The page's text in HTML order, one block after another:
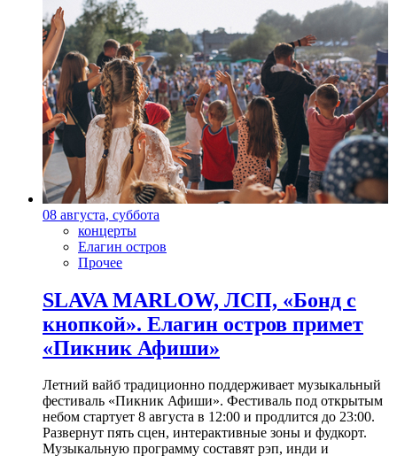
08 августа, суббота
концерты
Елагин остров
Прочее
SLAVA MARLOW, ЛСП, «Бонд с
кнопкой». Елагин остров примет
«Пикник Афиши»
Летний вайб традиционно поддерживает музыкальный
фестиваль «Пикник Афиши». Фестиваль под открытым
небом стартует 8 августа в 12:00 и продлится до 23:00.
Развернут пять сцен, интерактивные зоны и фудкорт.
Музыкальную программу составят рэп, инди и